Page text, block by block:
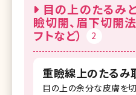
目の上のたるみ
瞼切開、眉下切開法
フトなど）
2
重瞼線上のたるみ
目の上の余分な皮膚を